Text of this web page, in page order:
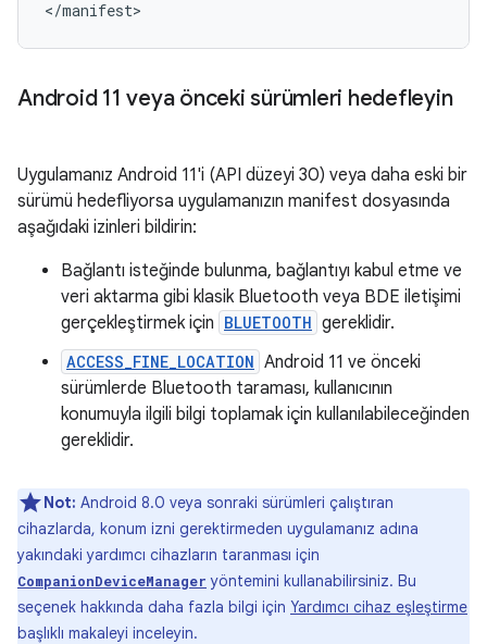
Android 11 veya önceki sürümleri hedefleyin
Uygulamanız Android 11'i (API düzeyi 30) veya daha eski bir
sürümü hedefliyorsa uygulamanızın manifest dosyasında
aşağıdaki izinleri bildirin:
Bağlantı isteğinde bulunma, bağlantıyı kabul etme ve
veri aktarma gibi klasik Bluetooth veya BDE iletişimi
gerçekleştirmek için BLUETOOTH gereklidir.
ACCESS_FINE_LOCATION Android 11 ve önceki
sürümlerde Bluetooth taraması, kullanıcının
konumuyla ilgili bilgi toplamak için kullanılabileceğinden
gereklidir.
Not: Android 8.0 veya sonraki sürümleri çalıştıran
cihazlarda, konum izni gerektirmeden uygulamanız adına
yakındaki yardımcı cihazların taranması için
CompanionDeviceManager yöntemini kullanabilirsiniz. Bu
seçenek hakkında daha fazla bilgi için Yardımcı cihaz eşleştirme
başlıklı makaleyi inceleyin.